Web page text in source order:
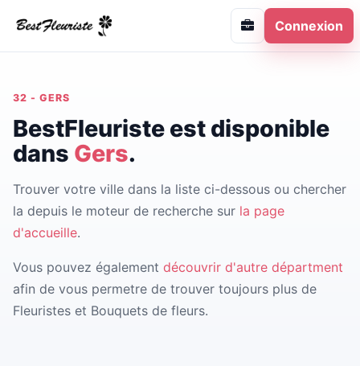
Connexion
32 - GERS
BestFleuriste est disponible
dans Gers.
Trouver votre ville dans la liste ci-dessous ou chercher
la depuis le moteur de recherche sur la page
d'accueille.
Vous pouvez également découvrir d'autre départment
afin de vous permetre de trouver toujours plus de
Fleuristes et Bouquets de fleurs.